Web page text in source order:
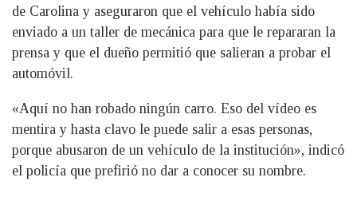
de Carolina y aseguraron que el vehículo había sido
enviado a un taller de mecánica para que le repararan la
prensa y que el dueño permitió que salieran a probar el
automóvil.
«Aquí no han robado ningún carro. Eso del vídeo es
mentira y hasta clavo le puede salir a esas personas,
porque abusaron de un vehículo de la institución», indicó
el policía que prefirió no dar a conocer su nombre.